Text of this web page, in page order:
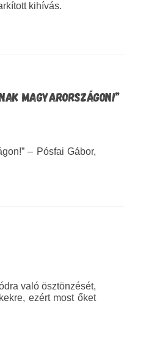
kihívás.
MAGYARORSZÁGON!”
– Pósfai Gábor,
való ösztönzését,
ezért most őket